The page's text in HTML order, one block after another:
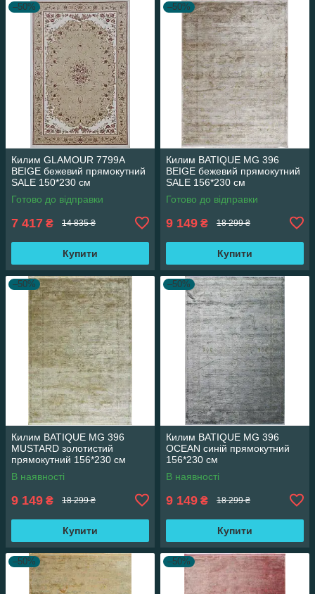
–50%
Килим GLAMOUR 7799A
BEIGE бежевий прямокутний
SALE 150*230 см
Готово до відправки
7 417 ₴ 14 835 ₴
Купити
–50%
Килим BATIQUE MG 396
BEIGE бежевий прямокутний
SALE 156*230 см
Готово до відправки
9 149 ₴ 18 299 ₴
Купити
–50%
Килим BATIQUE MG 396
MUSTARD золотистий
прямокутний 156*230 см
В наявності
9 149 ₴ 18 299 ₴
Купити
–50%
Килим BATIQUE MG 396
OCEAN синій прямокутний
156*230 см
В наявності
9 149 ₴ 18 299 ₴
Купити
–50% –50%